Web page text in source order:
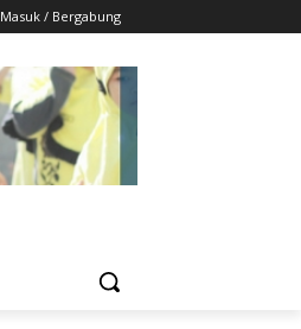
Masuk / Bergabung